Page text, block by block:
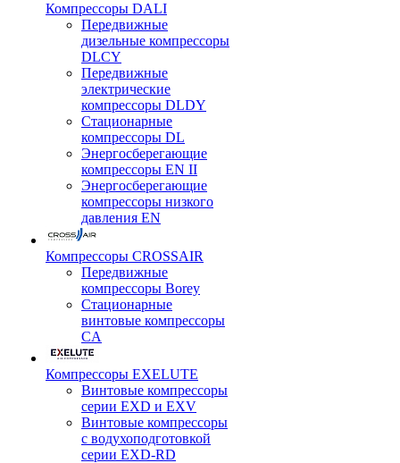
Компрессоры DALI
Передвижные
дизельные компрессоры
DLCY
Передвижные
электрические
компрессоры DLDY
Стационарные
компрессоры DL
Энергосберегающие
компрессоры EN II
Энергосберегающие
компрессоры низкого
давления EN
Компрессоры CROSSAIR
Передвижные
компрессоры Borey
Стационарные
винтовые компрессоры
CA
Компрессоры EXELUTE
Винтовые компрессоры
серии EXD и EXV
Винтовые компрессоры
с водухоподготовкой
серии EXD-RD